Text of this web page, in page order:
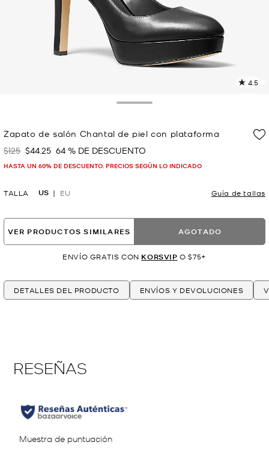
4.5
Zapato de salón Chantal de piel con plataforma
Era
$125 Ahora
$44.25 64 % DE DESCUENTO
HASTA UN 60% DE DESCUENTO. PRECIOS SEGÚN LO INDICADO
TALLA US EU Guía de tallas
VER PRODUCTOS SIMILARES AGOTADO
ENVÍO GRATIS CON KORSVIP O $75+
DETALLES DEL PRODUCTO ENVÍOS Y DEVOLUCIONES